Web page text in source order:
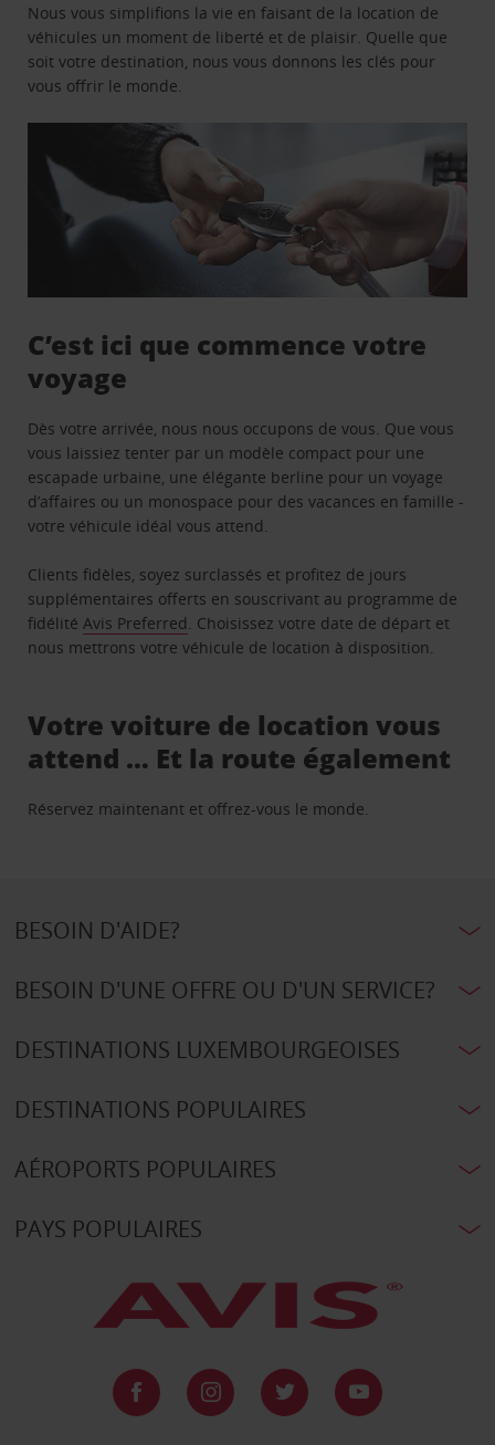
Nous vous simplifions la vie en faisant de la location de
véhicules un moment de liberté et de plaisir. Quelle que
soit votre destination, nous vous donnons les clés pour
vous offrir le monde.
C’est ici que commence votre
voyage
Dès votre arrivée, nous nous occupons de vous. Que vous
vous laissiez tenter par un modèle compact pour une
escapade urbaine, une élégante berline pour un voyage
d’affaires ou un monospace pour des vacances en famille -
votre véhicule idéal vous attend.
Clients fidèles, soyez surclassés et profitez de jours
supplémentaires offerts en souscrivant au programme de
fidélitéAvis Preferred. Choisissez votre date de départ et
nous mettrons votre véhicule de location à disposition.
Votre voiture de location vous
attend … Et la route également
Réservez maintenant et offrez-vous le monde.
BESOIN D'AIDE?
BESOIN D'UNE OFFRE OU D'UN SERVICE?
DESTINATIONS LUXEMBOURGEOISES
DESTINATIONS POPULAIRES
AÉROPORTS POPULAIRES
PAYS POPULAIRES